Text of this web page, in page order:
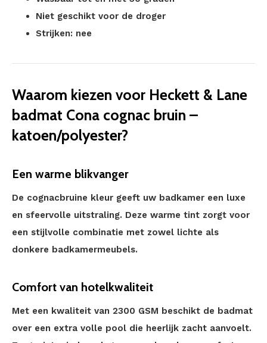
Niet geschikt voor de droger
Strijken: nee
Waarom kiezen voor Heckett & Lane
badmat Cona cognac bruin –
katoen/polyester?
Een warme blikvanger
De cognacbruine kleur geeft uw badkamer een luxe
en sfeervolle uitstraling. Deze warme tint zorgt voor
een stijlvolle combinatie met zowel lichte als
donkere badkamermeubels.
Comfort van hotelkwaliteit
Met een kwaliteit van 2300 GSM beschikt de badmat
over een extra volle pool die heerlijk zacht aanvoelt.